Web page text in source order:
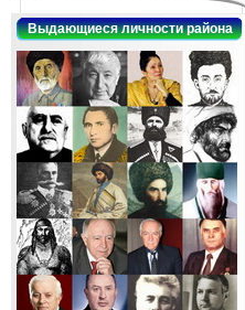
Выдающиеся личности района